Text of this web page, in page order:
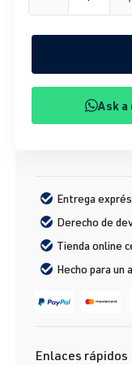
Ask a
Entrega
Derecho de
Tienda online
Hecho para un
Enlaces rápidos